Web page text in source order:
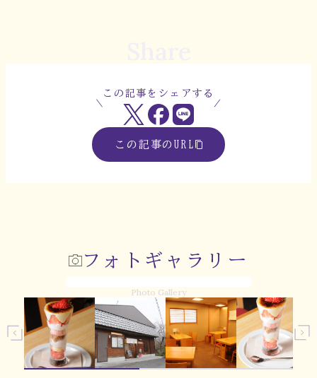
この記事をシェアする
この記事のURL
フォトギャラリー
Photo Gallery